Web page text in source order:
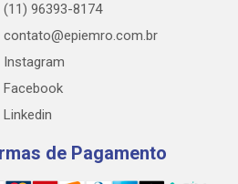
(11) 96393-8174
contato@epiemro.com.br
Instagram
Facebook
Linkedin
de Pagamento